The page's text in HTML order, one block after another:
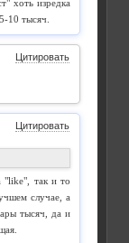
хоть изредка
10 тысяч.
Цитировать
Цитировать
"like", так и то
случае, а
тысяч, да и